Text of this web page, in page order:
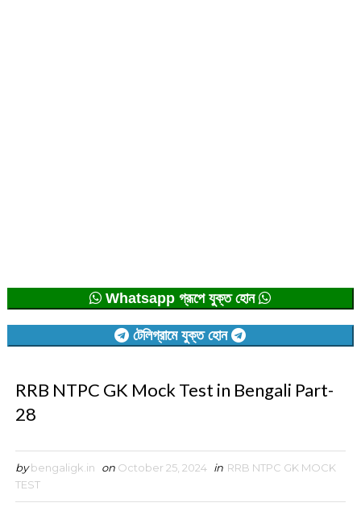
Whatsapp গ্রূপে যুক্ত হোন
টেলিগ্রামে যুক্ত হোন
RRB NTPC GK Mock Test in Bengali Part-
28
by bengaligk.in on October 25, 2024 in RRB NTPC GK MOCK
TEST